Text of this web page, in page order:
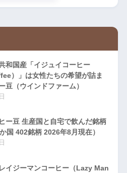
和国産「イジュイコーヒー
）」は女性たちの希望が詰ま
豆（ウインドファーム）
ー豆 生産国と自宅で飲んだ銘柄
国 402銘柄 2026年8月現在）
イジーマンコーヒー（Lazy Man